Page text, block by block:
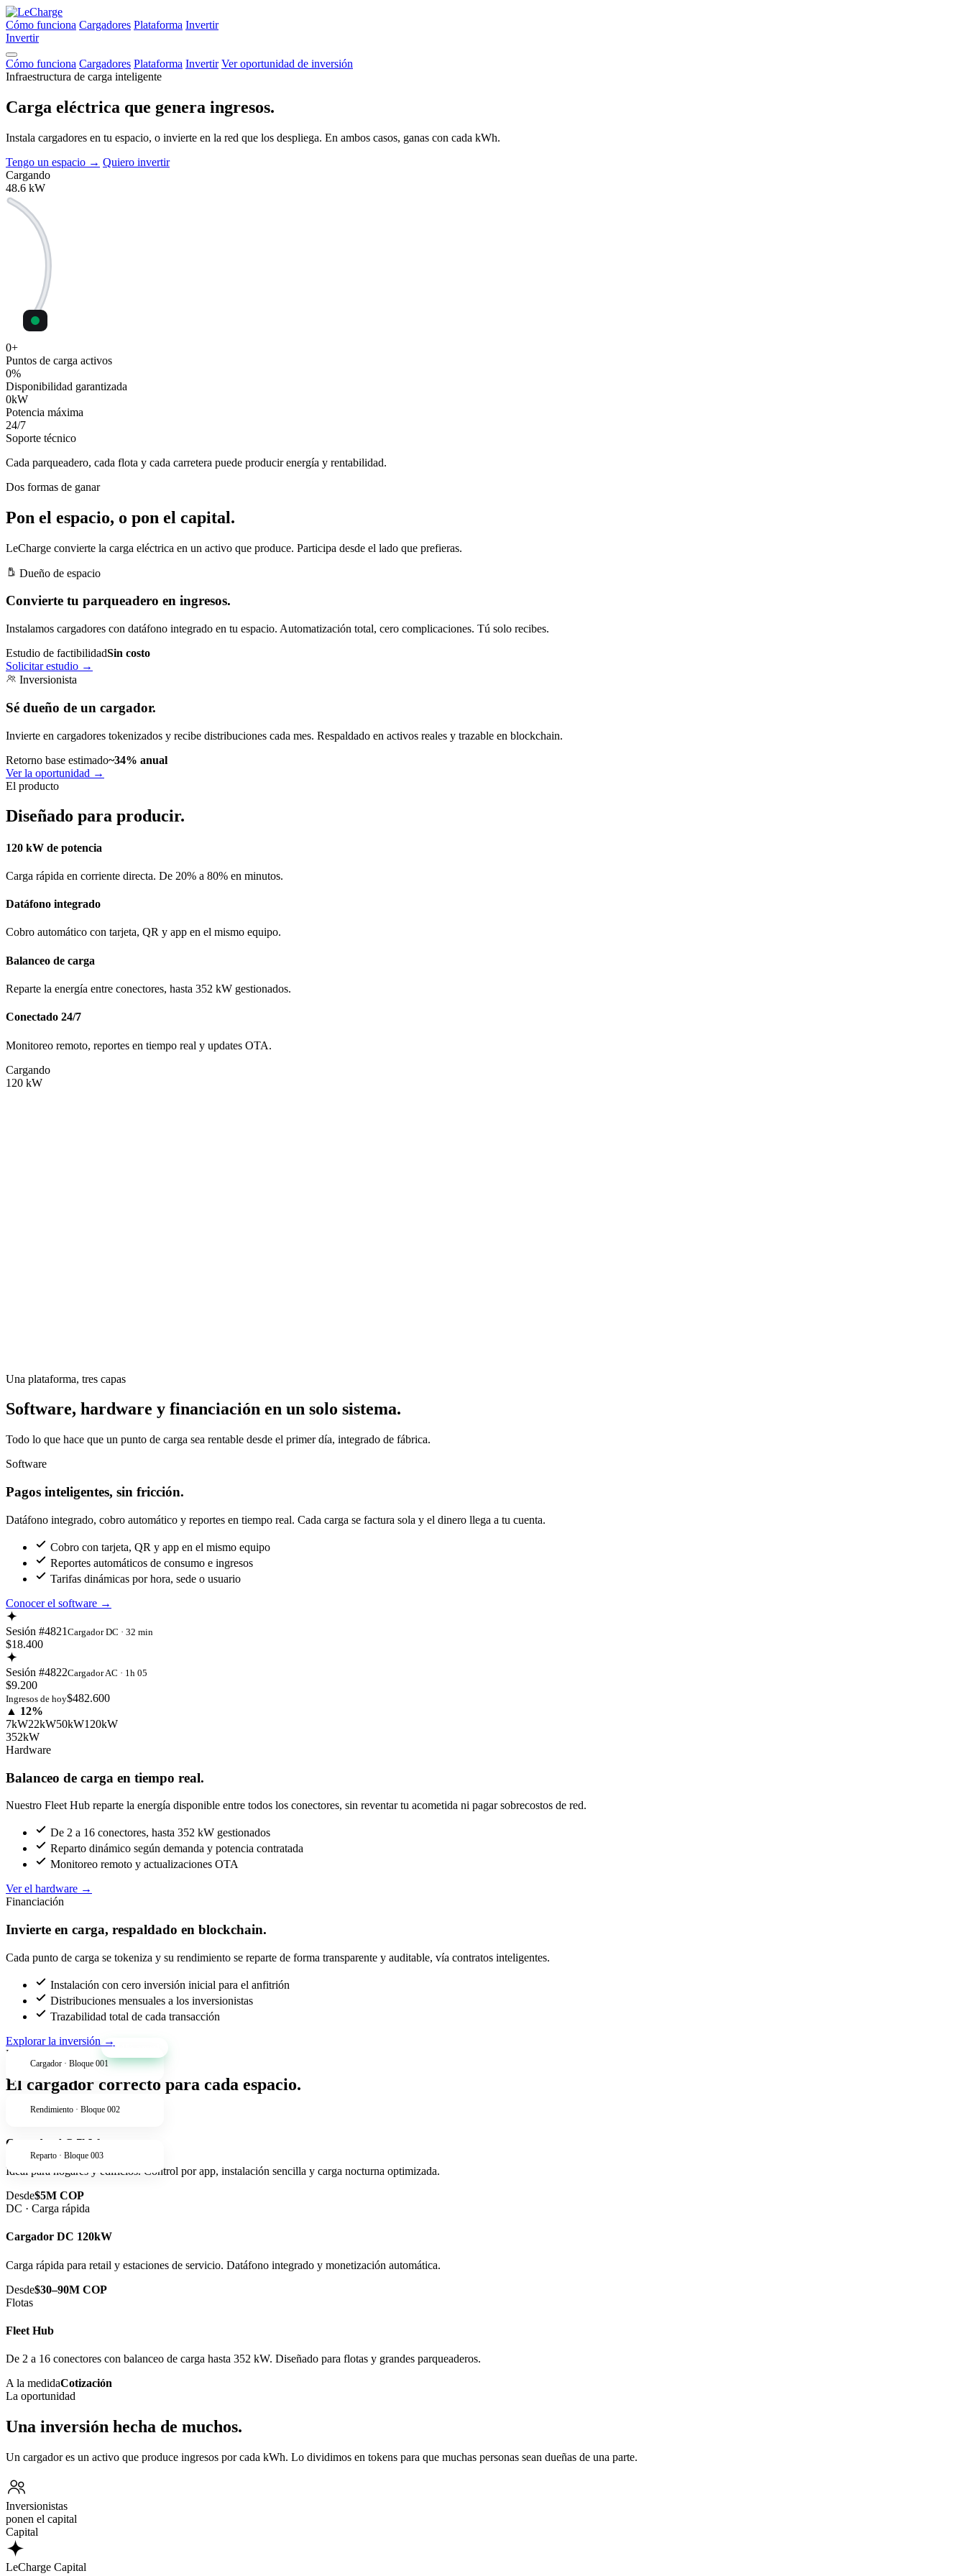
Cómo funciona Cargadores Plataforma Invertir
Invertir
Cómo funciona Cargadores Plataforma Invertir Ver oportunidad de inversión
Infraestructura de carga inteligente
Carga eléctrica que genera ingresos.
Instala cargadores en tu espacio, o invierte en la red que los despliega. En ambos casos, ganas con cada kWh.
Tengo un espacio → Quiero invertir
Cargando
48.6 kW
0+
Puntos de carga activos
0%
Disponibilidad garantizada
0kW
Potencia máxima
24/7
Soporte técnico
Cada parqueadero, cada flota y cada carretera puede producirenergía y rentabilidad.
Dos formas de ganar
Pon el espacio, o pon el capital.
LeCharge convierte la carga eléctrica en un activo que produce. Participa desde el lado que prefieras.
Dueño de espacio
Convierte tu parqueadero en ingresos.
Instalamos cargadores con datáfono integrado en tu espacio. Automatización total, cero complicaciones. Tú solo recibes.
Estudio de factibilidadSin costo
Solicitar estudio →
Inversionista
Sé dueño de un cargador.
Invierte en cargadores tokenizados y recibe distribuciones cada mes. Respaldado en activos reales y trazable en blockchain.
Retorno base estimado~34% anual
Ver la oportunidad →
El producto
Diseñado para producir.
120 kW de potencia
Carga rápida en corriente directa. De 20% a 80% en minutos.
Datáfono integrado
Cobro automático con tarjeta, QR y app en el mismo equipo.
Balanceo de carga
Reparte la energía entre conectores, hasta 352 kW gestionados.
Conectado 24/7
Monitoreo remoto, reportes en tiempo real y updates OTA.
Cargando
120 kW
Una plataforma, tres capas
Software, hardware y financiación en un solo sistema.
Todo lo que hace que un punto de carga sea rentable desde el primer día, integrado de fábrica.
Software
Pagos inteligentes, sin fricción.
Datáfono integrado, cobro automático y reportes en tiempo real. Cada carga se factura sola y el dinero llega a tu cuenta.
Cobro con tarjeta, QR y app en el mismo equipo
Reportes automáticos de consumo e ingresos
Tarifas dinámicas por hora, sede o usuario
Conocer el software →
Sesión #4821 Cargador DC · 32 min
$18.400
Sesión #4822Cargador AC · 1h 05
$9.200
Ingresos de hoy$482.600
▲ 12%
7kW22kW50kW120kW
352kW
Hardware
Balanceo de carga en tiempo real.
Nuestro Fleet Hub reparte la energía disponible entre todos los conectores, sin reventar tu acometida ni pagar sobrecostos de red.
De 2 a 16 conectores, hasta 352 kW gestionados
Reparto dinámico según demanda y potencia contratada
Monitoreo remoto y actualizaciones OTA
Ver el hardware →
Financiación
Invierte en carga, respaldado en blockchain.
Cada punto de carga se tokeniza y su rendimiento se reparte de forma transparente y auditable, vía contratos inteligentes.
Instalación con cero inversión inicial para el anfitrión
Distribuciones mensuales a los inversionistas
Trazabilidad total de cada transacción
Explorar la inversión →
+34% anual
Cargador · Bloque 001
Rendimiento · Bloque 002
Reparto · Bloque 003
Productos
El cargador correcto para cada espacio.
AC · Residencial
Cargador AC 7kW
Ideal para hogares y edificios. Control por app, instalación sencilla y carga nocturna optimizada.
Desde$5M COP
DC · Carga rápida
Cargador DC 120kW
Carga rápida para retail y estaciones de servicio. Datáfono integrado y monetización automática.
Desde$30–90M COP
Flotas
Fleet Hub
De 2 a 16 conectores con balanceo de carga hasta 352 kW. Diseñado para flotas y grandes parqueaderos.
A la medidaCotización
La oportunidad
Una inversión hecha de muchos.
Un cargador es un activo que produce ingresos por cada kWh. Lo dividimos en tokens para que muchas personas sean dueñas de una parte.
Inversionistas
ponen el capital
Capital
LeCharge Capital